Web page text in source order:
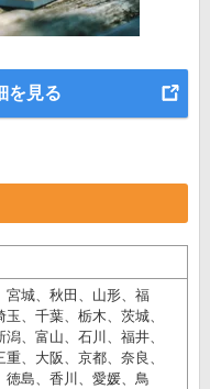
を見る
宮城、秋田、山形、福
、千葉、栃木、茨城、
、富山、石川、福井、
、大阪、京都、奈良、
徳島、香川、愛媛、鳥